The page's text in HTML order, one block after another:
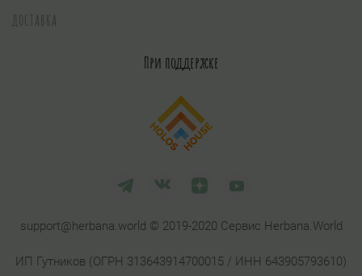
ДОСТАВКА
При поддержке
support@herbana.world © 2019-2020 Сервис Herbana.World
ИП Гутников (ОГРН 313643914700015 / ИНН 643905793610)